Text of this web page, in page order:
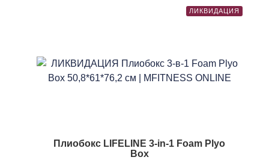
ЛИКВИДАЦИЯ
Плиобокс LIFELINE 3-in-1 Foam Plyo
Box